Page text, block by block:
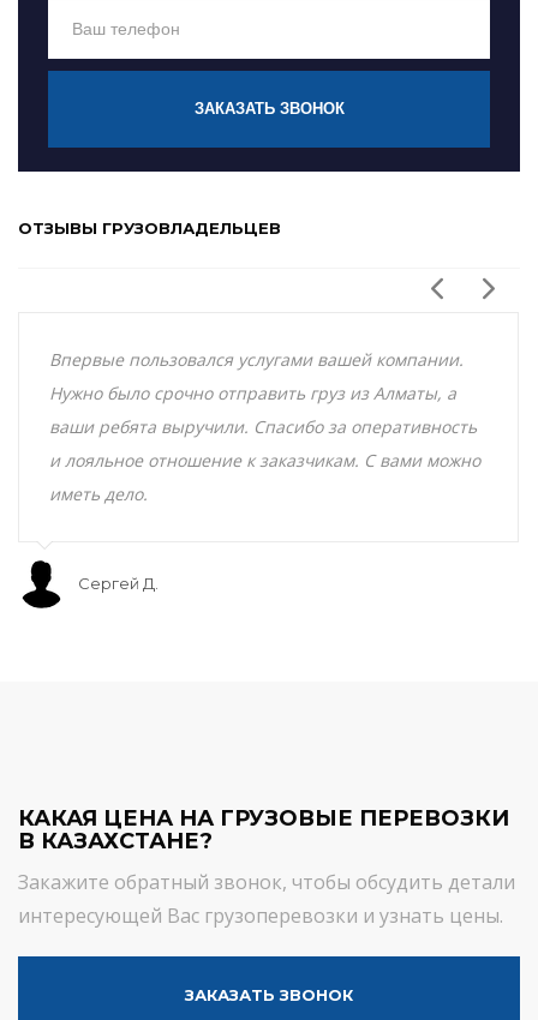
ЗАКАЗАТЬ ЗВОНОК
ОТЗЫВЫ ГРУЗОВЛАДЕЛЬЦЕВ
Впервые пользовался услугами вашей компании.
Нужно было срочно отправить груз из Алматы, а
ваши ребята выручили. Спасибо за оперативность
и лояльное отношение к заказчикам. С вами можно
иметь дело.
Сергей Д.
КАКАЯ ЦЕНА НА ГРУЗОВЫЕ ПЕРЕВОЗКИ
В КАЗАХСТАНЕ?
Закажите обратный звонок, чтобы обсудить детали
интересующей Вас грузоперевозки и узнать цены.
ЗАКАЗАТЬ ЗВОНОК